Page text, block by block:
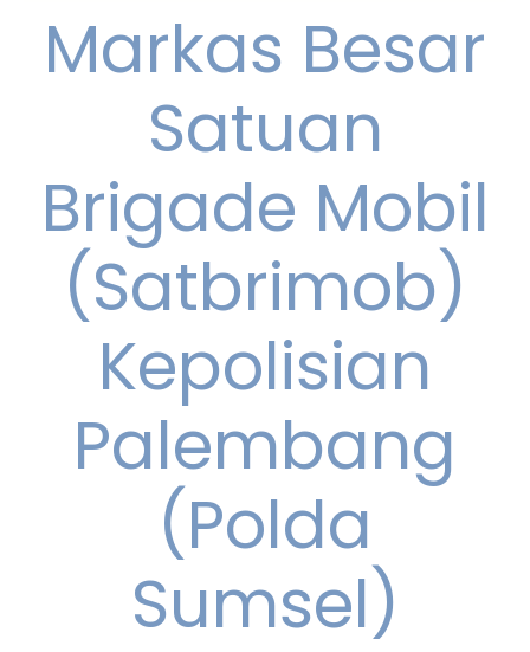
Markas Besar
Satuan
Brigade Mobil
(Satbrimob)
Kepolisian
Palembang
(Polda
Sumsel)